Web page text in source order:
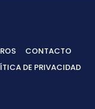
CONTACTO
DE PRIVACIDAD